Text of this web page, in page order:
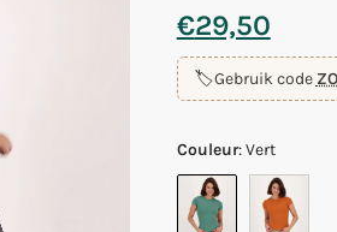
€29,50
🏷️Gebruik code
Couleur:Vert